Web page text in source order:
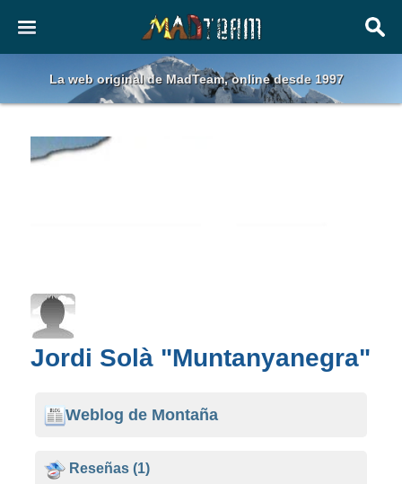
La web original de MadTeam, online desde 1997
Jordi Solà "Muntanyanegra"
Weblog de Montaña
Reseñas (1)